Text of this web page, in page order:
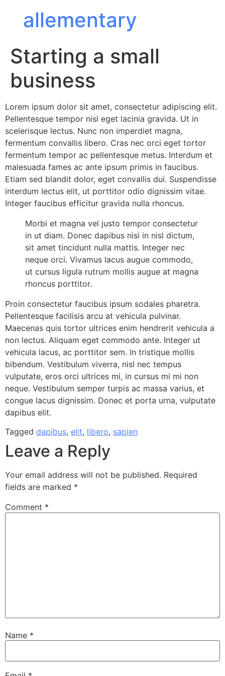
allementary
Starting a small
business
Lorem ipsum dolor sit amet, consectetur adipiscing elit.
Pellentesque tempor nisl eget lacinia gravida. Ut in
scelerisque lectus. Nunc non imperdiet magna,
fermentum convallis libero. Cras nec orci eget tortor
fermentum tempor ac pellentesque metus. Interdum et
malesuada fames ac ante ipsum primis in faucibus.
Etiam sed blandit dolor, eget convallis dui. Suspendisse
interdum lectus elit, ut porttitor odio dignissim vitae.
Integer faucibus efficitur gravida nulla rhoncus.
Morbi et magna vel justo tempor consectetur
in ut diam. Donec dapibus nisi in nisl dictum,
sit amet tincidunt nulla mattis. Integer nec
neque orci. Vivamus lacus augue commodo,
ut cursus ligula rutrum mollis augue at magna
rhoncus porttitor.
Proin consectetur faucibus ipsum sodales pharetra.
Pellentesque facilisis arcu at vehicula pulvinar.
Maecenas quis tortor ultrices enim hendrerit vehicula a
non lectus. Aliquam eget commodo ante. Integer ut
vehicula lacus, ac porttitor sem. In tristique mollis
bibendum. Vestibulum viverra, nisl nec tempus
vulputate, eros orci ultrices mi, in cursus mi mi non
neque. Vestibulum semper turpis ac massa varius, et
congue lacus dignissim. Donec et porta urna, vulputate
dapibus elit.
Tagged dapibus, elit, libero, sapien
Leave a Reply
Your email address will not be published. Required
fields are marked *
Comment *
Name *